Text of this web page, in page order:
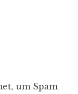
um Spam